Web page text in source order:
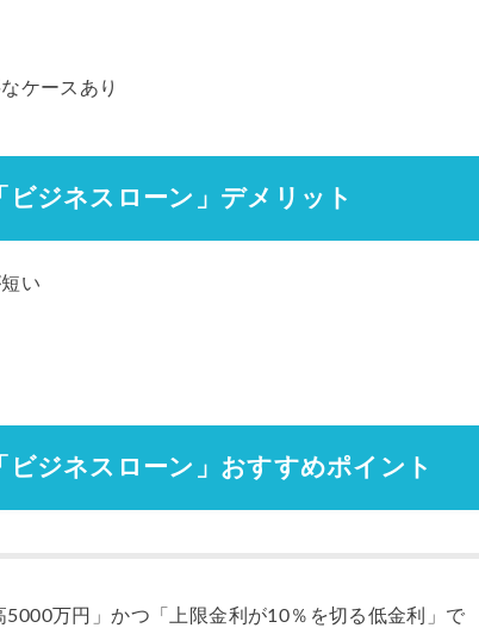
ケースあり
ジネスローン」デメリット
い
ジネスローン」おすすめポイント
5000万円」かつ「上限金利が10％を切る低金利」で